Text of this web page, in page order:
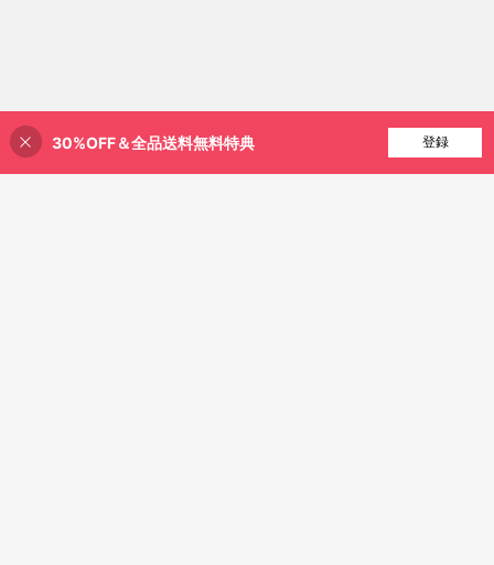
16% 割引！
30%OFF＆全品送料無料特典 登録